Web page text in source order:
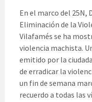
En el marco del 25N,
Eliminación de la
Vilafamés se ha
violencia machista.
emitido por la
de erradicar la
un fin de semana
recuerdo a todas las